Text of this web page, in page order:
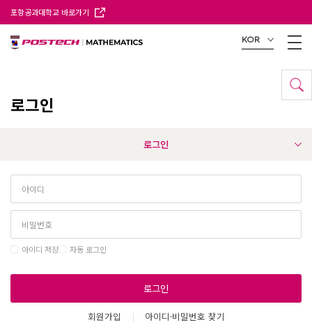
포항공과대학교 바로가기
KOR
로그인
로그인
아이디 저장 자동 로그인
로그인
회원가입 아이디·비밀번호 찾기